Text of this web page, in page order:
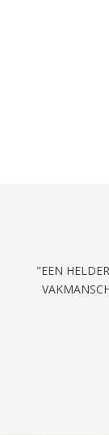
"EEN